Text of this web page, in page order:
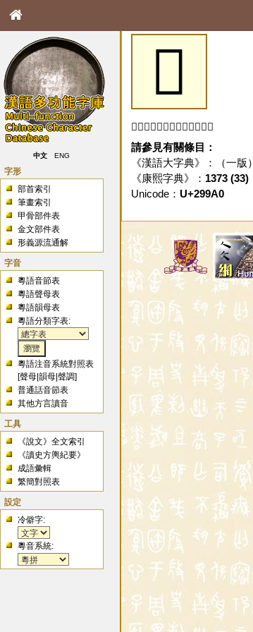
中文 ENG
字形
部首索引
筆畫索引
甲骨部件表
金文部件表
形義源流通解
字音
粵語音節表
粵語聲母表
粵語韻母表
粵語分類字表:
粵語注音系統對照表
[聲母 |韻母 |聲調]
普通話音節表
其他方言讀音
工具
《說文》全文索引
《讀史方輿紀要》
成語彙輯
繁簡對照表
設定
冷僻字:
粵音系統:
𩦠
「𩦠」字未收錄於本資料庫。
請參見有關條目：
《漢語大字典》：（一版）
《康熙字典》： 1373 (33)
Unicode： U+299A0